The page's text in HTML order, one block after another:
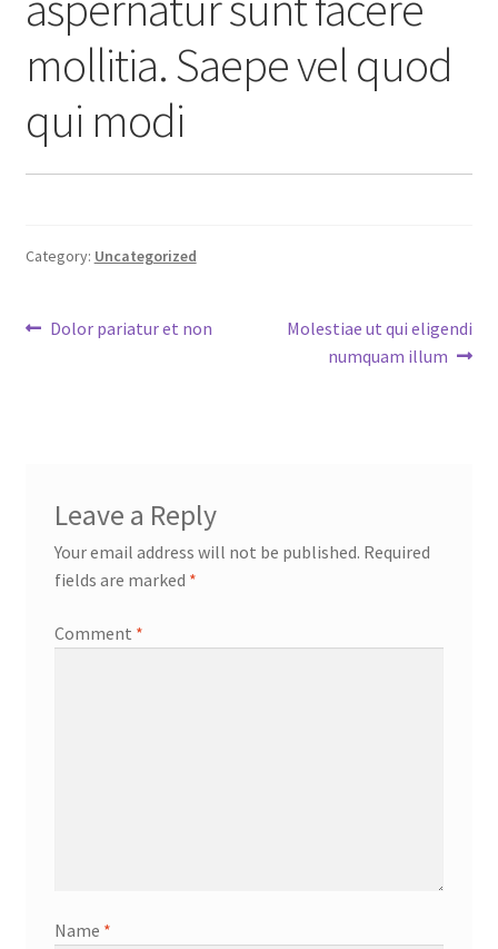
mollitia. Saepe vel quod
qui modi
Category: Uncategorized
Post
Previous
Dolor pariatur et non
Next
Molestiae ut qui eligendi
numquam illum
Leave a Reply
Your email address will not be published. Required
fields are marked *
Comment *
Name *